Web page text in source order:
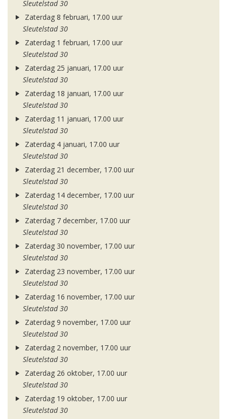
Sleutelstad 30
Zaterdag 8 februari, 17.00 uur
Sleutelstad 30
Zaterdag 1 februari, 17.00 uur
Sleutelstad 30
Zaterdag 25 januari, 17.00 uur
Sleutelstad 30
Zaterdag 18 januari, 17.00 uur
Sleutelstad 30
Zaterdag 11 januari, 17.00 uur
Sleutelstad 30
Zaterdag 4 januari, 17.00 uur
Sleutelstad 30
Zaterdag 21 december, 17.00 uur
Sleutelstad 30
Zaterdag 14 december, 17.00 uur
Sleutelstad 30
Zaterdag 7 december, 17.00 uur
Sleutelstad 30
Zaterdag 30 november, 17.00 uur
Sleutelstad 30
Zaterdag 23 november, 17.00 uur
Sleutelstad 30
Zaterdag 16 november, 17.00 uur
Sleutelstad 30
Zaterdag 9 november, 17.00 uur
Sleutelstad 30
Zaterdag 2 november, 17.00 uur
Sleutelstad 30
Zaterdag 26 oktober, 17.00 uur
Sleutelstad 30
Zaterdag 19 oktober, 17.00 uur
Sleutelstad 30